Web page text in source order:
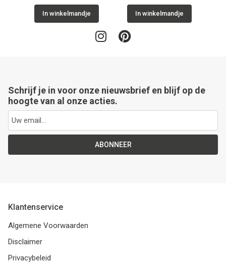
In winkelmandje In winkelmandje
Schrijf je in voor onze nieuwsbrief en blijf op de
hoogte van al onze acties.
ABONNEER
Klantenservice
Algemene Voorwaarden
Disclaimer
Privacybeleid